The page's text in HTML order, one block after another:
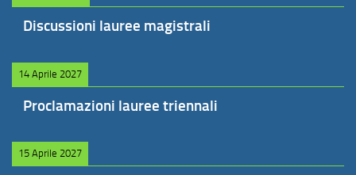
Discussioni lauree magistrali
14 Aprile 2027
Proclamazioni lauree triennali
15 Aprile 2027